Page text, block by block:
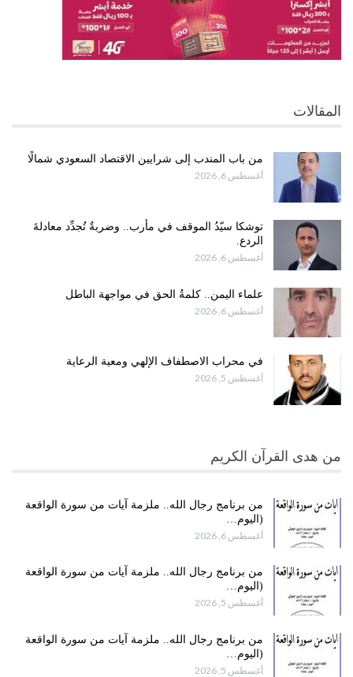
المقالات
من باب المندب إلى شرايين الاقتصاد السعودي شمالًا
أغسطس 6, 2026
توشكا سيّدُ الموقف في مأرب.. وضربةٌ تُجدِّد معادلةَ
الردع.
أغسطس 6, 2026
علماء اليمن.. كلمةُ الحق في مواجهة الباطل
أغسطس 6, 2026
في محراب الاصطفاف الإلهي ومعية الرعاية
أغسطس 5, 2026
من هدى القرآن الكريم
من برنامج رجال الله.. ملزمة آيات من سورة الواقعة
(اليوم…
أغسطس 6, 2026
من برنامج رجال الله.. ملزمة آيات من سورة الواقعة
(اليوم…
أغسطس 5, 2026
من برنامج رجال الله.. ملزمة آيات من سورة الواقعة
(اليوم…
أغسطس 5, 2026